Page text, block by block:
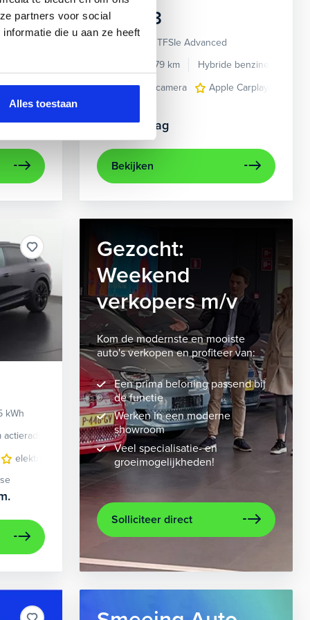
partners voor social
die u aan ze heeft
Alles toestaan
multi-spaaks 17" navigatiesysteem full map
trekhaak met
Carplay/Android Auto electronic climate controle
elektrisch
Audi A3
Sportback 40 TFSIe Advanced
52.979 km Hybride benzine
achteruitrijcamera
Apple Carplay/Android
Op aanvraag
Bekijken
lichtmetalen velgen 7-spaaks 21" metaalkleur
kWh
Elektrisch
elektrisch glazen panorama-dak
lichtmetalen velgen 10-spaaks
Gezocht:
Weekend
verkopers m/v
Kom de modernste en mooiste
auto's verkopen en profiteer van:
Een prima beloning passend bij
de functie
Werken in een moderne
showroom
Veel specialisatie- en
groeimogelijkheden!
Solliciteer direct